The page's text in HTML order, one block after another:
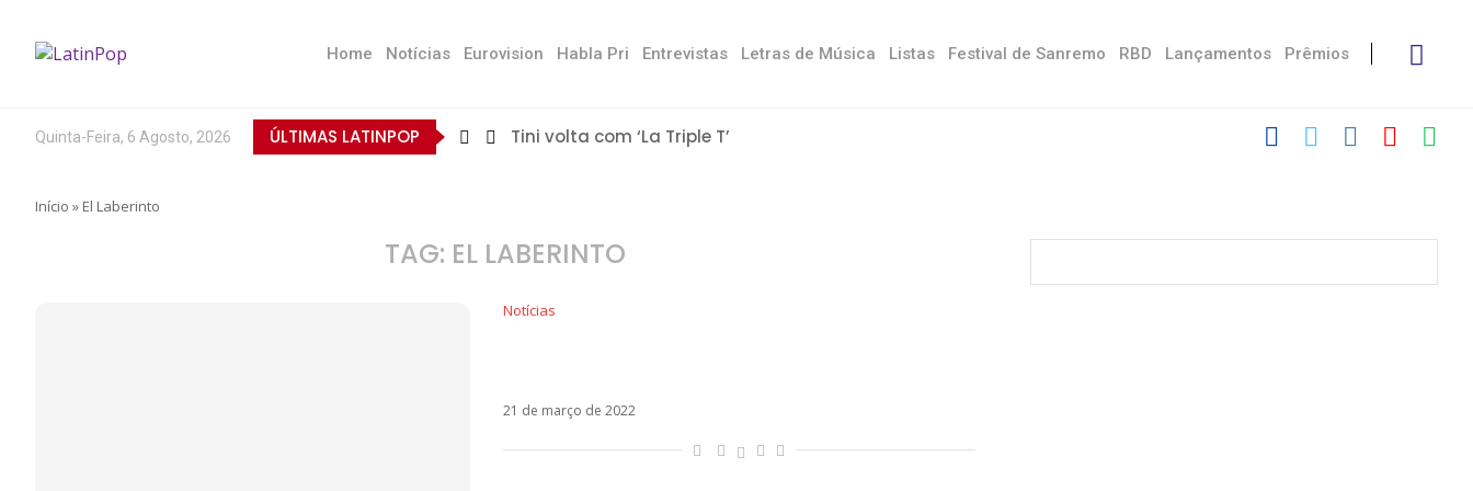
Home Notícias Eurovision Habla Pri Entrevistas Letras de Música Listas Festival de Sanremo RBD Lançamentos Prêmios
Quinta-Feira, 6 Agosto, 2026 ÚLTIMAS LATINPOP Tini volta com ‘La Triple T’
Início » El Laberinto
TAG: EL LABERINTO
Notícias
21 de março de 2022